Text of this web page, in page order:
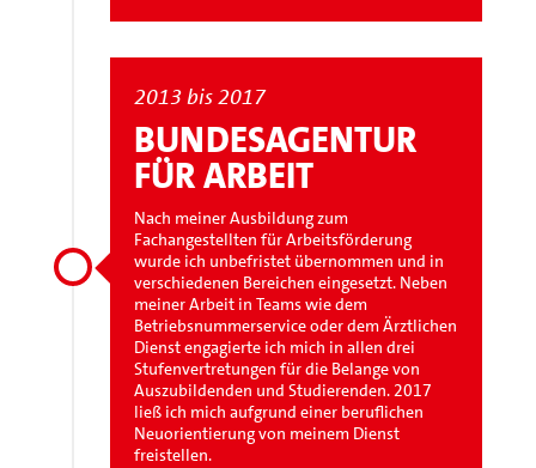
2013 bis 2017
BUNDESAGENTUR
FÜR ARBEIT
Nach meiner Ausbildung zum
Fachangestellten für Arbeitsförderung
wurde ich unbefristet übernommen und in
verschiedenen Bereichen eingesetzt. Neben
meiner Arbeit in Teams wie dem
Betriebsnummerservice oder dem Ärztlichen
Dienst engagierte ich mich in allen drei
Stufenvertretungen für die Belange von
Auszubildenden und Studierenden. 2017
ließ ich mich aufgrund einer beruflichen
Neuorientierung von meinem Dienst
freistellen.